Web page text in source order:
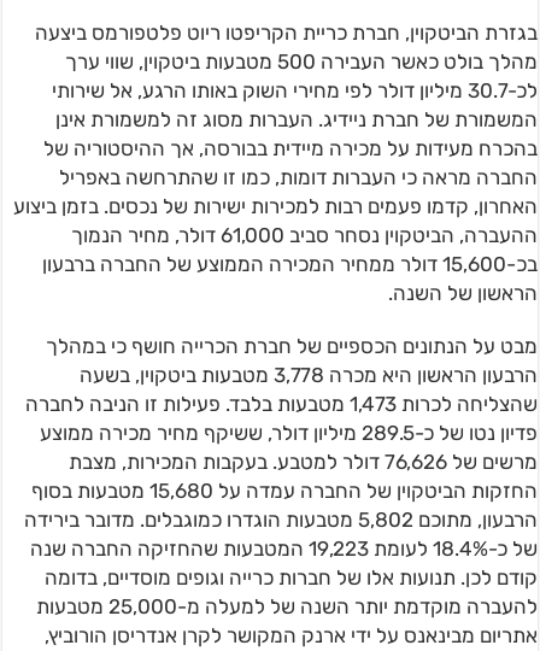
בגזרת הביטקוין, חברת כריית הקריפטו ריוט פלטפורמס ביצעה
מהלך בולט כאשר העבירה 500 מטבעות ביטקוין, שווי ערך
לכ-30.7 מיליון דולר לפי מחירי השוק באותו הרגע, אל שירותי
המשמורת של חברת ניידיג. העברות מסוג זה למשמורת אינן
בהכרח מעידות על מכירה מיידית בבורסה, אך ההיסטוריה של
החברה מראה כי העברות דומות, כמו זו שהתרחשה באפריל
האחרון, קדמו פעמים רבות למכירות ישירות של נכסים. בזמן ביצוע
ההעברה, הביטקוין נסחר סביב 61,000 דולר, מחיר הנמוך
בכ-15,600 דולר ממחיר המכירה הממוצע של החברה ברבעון
הראשון של השנה.
מבט על הנתונים הכספיים של חברת הכרייה חושף כי במהלך
הרבעון הראשון היא מכרה 3,778 מטבעות ביטקוין, בשעה
שהצליחה לכרות 1,473 מטבעות בלבד. פעילות זו הניבה לחברה
פדיון נטו של כ-289.5 מיליון דולר, ששיקף מחיר מכירה ממוצע
מרשים של 76,626 דולר למטבע. בעקבות המכירות, מצבת
החזקות הביטקוין של החברה עמדה על 15,680 מטבעות בסוף
הרבעון, מתוכם 5,802 מטבעות הוגדרו כמוגבלים. מדובר בירידה
של כ-18.4% לעומת 19,223 המטבעות שהחזיקה החברה שנה
קודם לכן. תנועות אלו של חברות כרייה וגופים מוסדיים, בדומה
להעברה מוקדמת יותר השנה של למעלה מ-25,000 מטבעות
אתריום מבינאנס על ידי ארנק המקושר לקרן אנדריסן הורוביץ,